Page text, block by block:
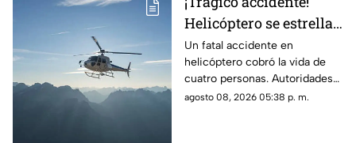
Helicóptero se estrella
en zona boscosa y
mueren cuatro
personas
Un fatal accidente en
helicóptero cobró la vida de
cuatro personas. Autoridades
confirmaron que la aeronave
agosto 08, 2026 05:38 p. m.